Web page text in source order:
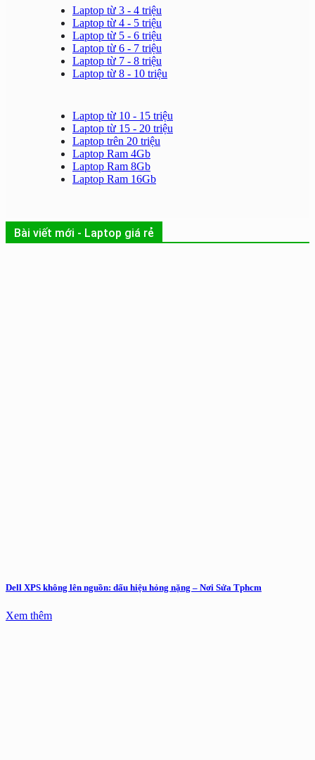
Laptop từ 3 - 4 triệu
Laptop từ 4 - 5 triệu
Laptop từ 5 - 6 triệu
Laptop từ 6 - 7 triệu
Laptop từ 7 - 8 triệu
Laptop từ 8 - 10 triệu
Laptop từ 10 - 15 triệu
Laptop từ 15 - 20 triệu
Laptop trên 20 triệu
Laptop Ram 4Gb
Laptop Ram 8Gb
Laptop Ram 16Gb
Bài viết mới - Laptop giá rẻ
Dell XPS không lên nguồn: dấu hiệu hỏng nặng – Nơi Sửa Tphcm
Xem thêm